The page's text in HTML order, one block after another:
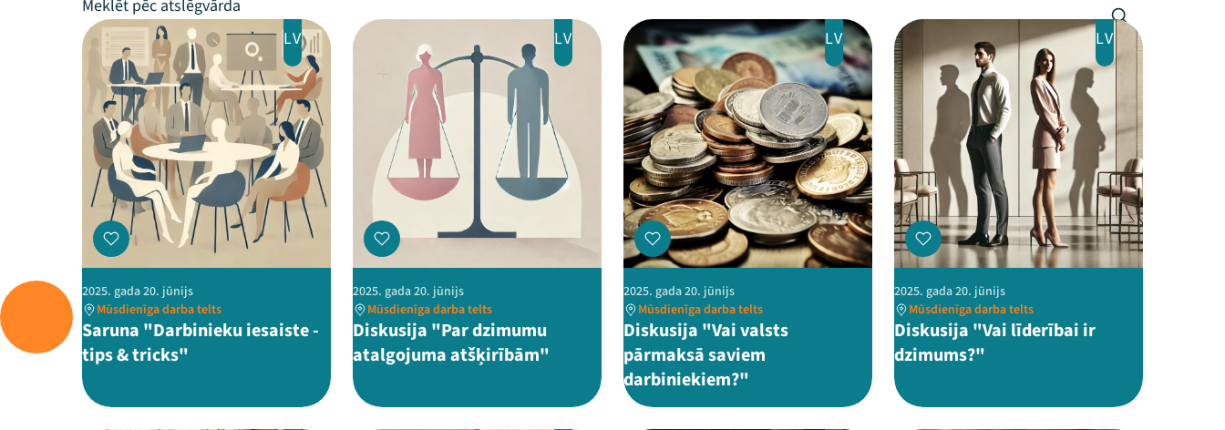
LV
2025. gada 20. jūnijs
Mūsdienīga darba telts
Saruna "Darbinieku iesaiste -
tips & tricks"
LV
2025. gada 20. jūnijs
Mūsdienīga darba telts
Diskusija "Par dzimumu
atalgojuma atšķirībām"
LV
2025. gada 20. jūnijs
Mūsdienīga darba telts
Diskusija "Vai valsts
pārmaksā saviem
darbiniekiem?"
LV
2025. gada 20. jūnijs
Mūsdienīga darba telts
Diskusija "Vai līderībai ir
dzimums?"